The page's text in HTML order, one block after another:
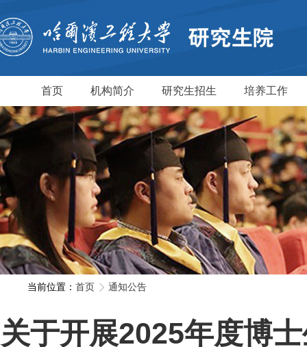
首页 机构简介 研究生招生 培养工作
当前位置： 首页 通知公告
关于开展2025年度博